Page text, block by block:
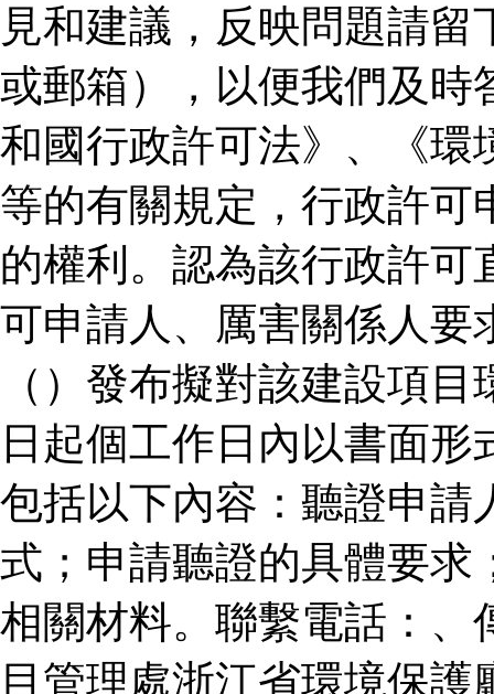
見和建議，反映問題請
或郵箱），以便我們及時
和國行政許可法》、《環
等的有關規定，行政許可
的權利。認為該行政許
可申請人、厲害關係人要
（）發布擬對該建設項
日起個工作日內以書面
包括以下內容：聽證申請
式；申請聽證的具體要求
相關材料。聯繫電話：、
目管理處浙江省環境保